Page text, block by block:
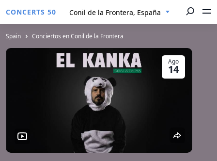
CONCERTS 50 Conil de la Frontera, España
Spain Conciertos en Conil de la Frontera
Ago
14